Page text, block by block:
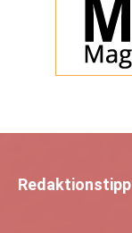
Redaktionstipp